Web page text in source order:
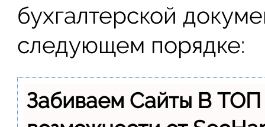
бухгалтерской
следующем порядке:
Забиваем Сайты В